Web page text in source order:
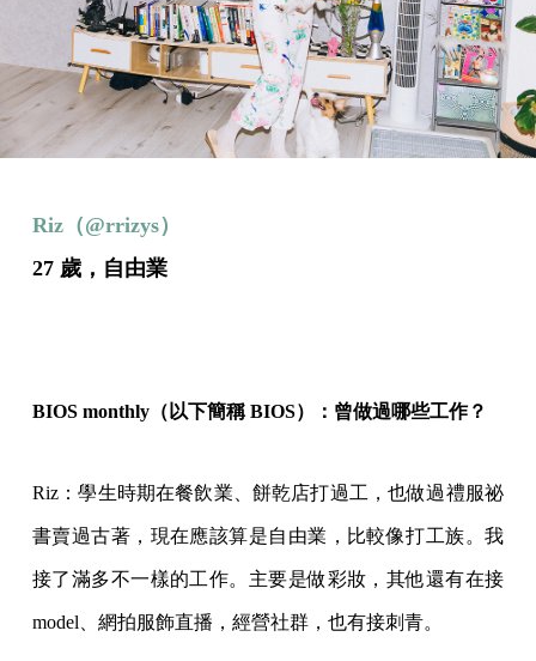
Riz（@rrizys）
27 歲，自由業
BIOS monthly（以下簡稱 BIOS）：曾做過哪些工作？
Riz：學生時期在餐飲業、餅乾店打過工，也做過禮服祕
書賣過古著，現在應該算是自由業，比較像打工族。我
接了滿多不一樣的工作。主要是做彩妝，其他還有在接
model、網拍服飾直播，經營社群，也有接刺青。